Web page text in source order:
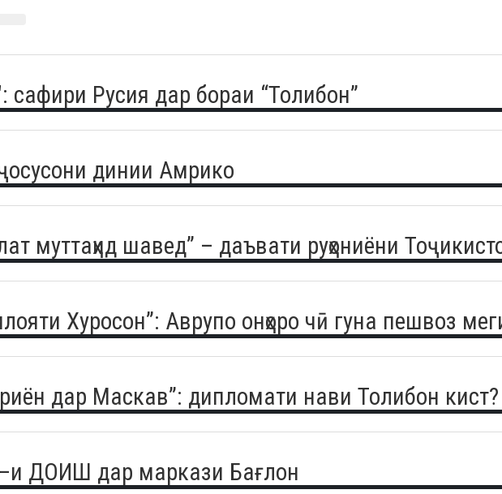
сафири Русия дар бораи “Толибон”
динии Амрико
муттаҳид шавед” – даъвати руҳониёни
Хуросон”: Аврупо онҳоро чӣ гуна пешвоз
дар Маскав”: дипломати нави Толибон кист?
–и ДОИШ дар маркази Бағлон